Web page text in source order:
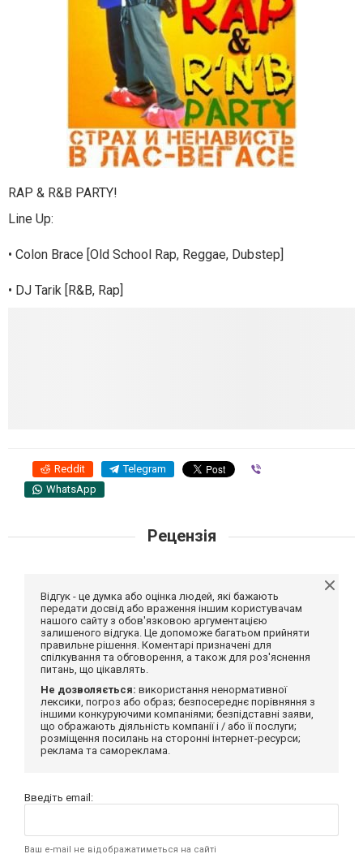
RAP & R&B PARTY!
Line Up:
• Colon Brace [Old School Rap, Reggae, Dubstep]
• DJ Tarik [R&B, Rap]
Reddit Telegram
WhatsApp
Рецензія
Відгук - це думка або оцінка людей, які бажають
передати досвід або враження іншим користувачам
нашого сайту з обов'язковою аргументацією
залишеного відгука. Це допоможе багатьом прийняти
правильне рішення. Коментарі призначені для
спілкування та обговорення, а також для роз'яснення
питань, що цікавлять.
Не дозволяється: використання ненормативної
лексики, погроз або образ; безпосереднє порівняння з
іншими конкуруючими компаніями; безпідставні заяви,
що ображають діяльність компанії і / або її послуги;
розміщення посилань на сторонні інтернет-ресурси;
реклама та самореклама.
Введіть email:
Ваш e-mail не відображатиметься на сайті